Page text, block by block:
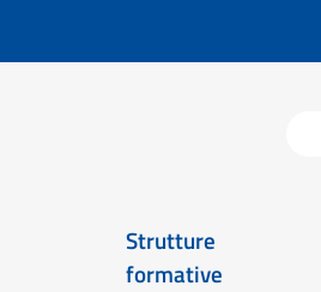
Strutture
formative